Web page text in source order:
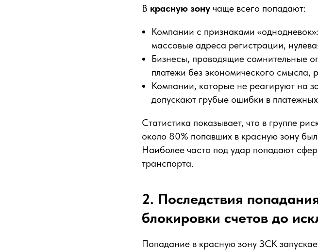
В красную зону чаще всего попадают:
Компании с признаками
массовые адреса регистрации,
Бизнесы, проводящие сомнительные
платежи без экономического смысла,
Компании, которые не реагируют на
допускают грубые ошибки в
Статистика показывает, что в группе
около 80% попавших в красную зону
Наиболее часто под удар попадают
транспорта.
2. Последствия
блокировки счетов до
Попадание в красную зону ЗСК